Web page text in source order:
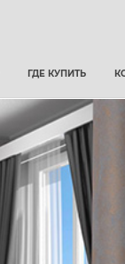
ГДЕ КУПИТЬ